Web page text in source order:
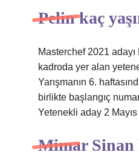
Pelin kaç
Masterchef 2021
kadroda yer alan
Yarışmanın 6.
birlikte başlangıç
Yetenekli aday 2
Mimar